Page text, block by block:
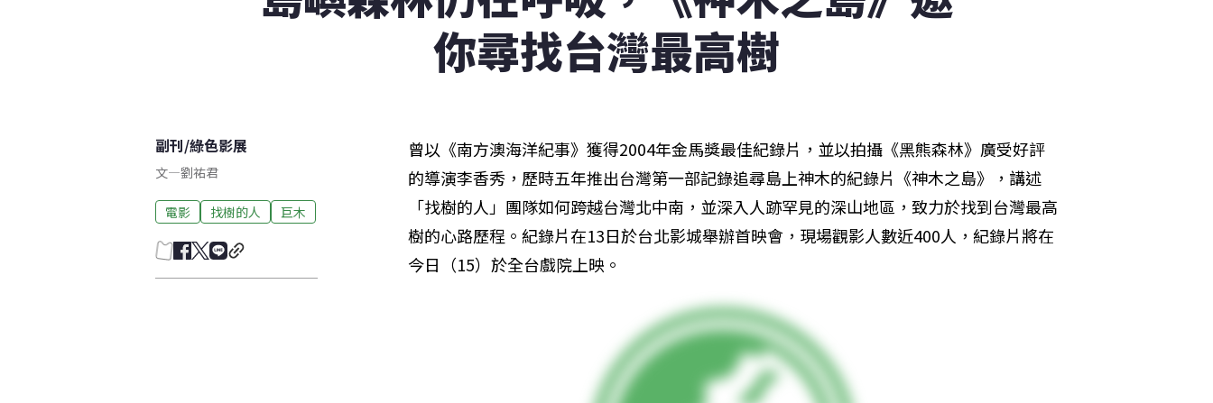
你尋找台灣最高樹
副刊/綠色影展
文—劉祐君
電影 找樹的人 巨木
曾以《南方澳海洋紀事》獲得2004年金馬獎最佳紀錄片，並以拍攝《黑熊森林》廣受好評
的導演李香秀，歷時五年推出台灣第一部記錄追尋島上神木的紀錄片《神木之島》，講述
「找樹的人」團隊如何跨越台灣北中南，並深入人跡罕見的深山地區，致力於找到台灣最高
樹的心路歷程。紀錄片在13日於台北影城舉辦首映會，現場觀影人數近400人，紀錄片將在
今日（15）於全台戲院上映。